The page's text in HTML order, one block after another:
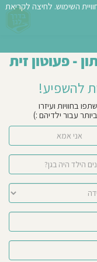
- פעוטון זית
להשפיע!
בחוויות ועיזרו
עבור ילדיהם :)
אני אמא
השימוש. לחיצה לקריאת